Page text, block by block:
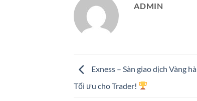
ADMIN
Exness – Sàn giao dịch Vàng
Tối ưu cho Trader!